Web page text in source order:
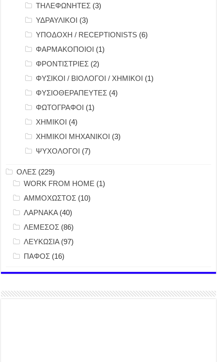
ΤΗΛΕΦΩΝΗΤΕΣ (3)
ΥΔΡΑΥΛΙΚΟΙ (3)
ΥΠΟΔΟΧΗ / RECEPTIONISTS (6)
ΦΑΡΜΑΚΟΠΟΙΟΙ (1)
ΦΡΟΝΤΙΣΤΡΙΕΣ (2)
ΦΥΣΙΚΟΙ / ΒΙΟΛΟΓΟΙ / ΧΗΜΙΚΟΙ (1)
ΦΥΣΙΟΘΕΡΑΠΕΥΤΕΣ (4)
ΦΩΤΟΓΡΑΦΟΙ (1)
ΧΗΜΙΚΟΙ (4)
ΧΗΜΙΚΟΙ ΜΗΧΑΝΙΚΟΙ (3)
ΨΥΧΟΛΟΓΟΙ (7)
ΟΛΕΣ (229)
WORK FROM HOME (1)
ΑΜΜΟΧΩΣΤΟΣ (10)
ΛΑΡΝΑΚΑ(40)
ΛΕΜΕΣΟΣ (86)
ΛΕΥΚΩΣΙΑ(97)
ΠΑΦΟΣ (16)